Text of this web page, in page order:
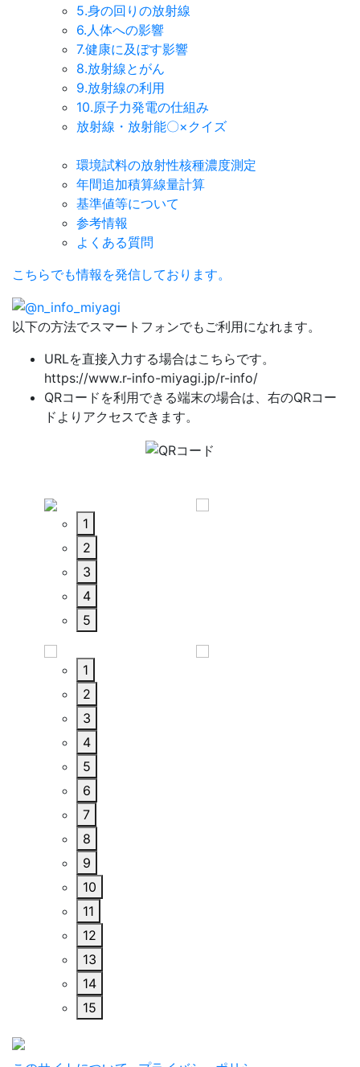
5.身の回りの放射線
6.人体への影響
7.健康に及ぼす影響
8.放射線とがん
9.放射線の利用
10.原子力発電の仕組み
放射線・放射能〇×クイズ
環境試料の放射性核種濃度測定
年間追加積算線量計算
基準値等について
参考情報
よくある質問
こちらでも情報を発信しております。
以下の方法でスマートフォンでもご利用になれます。
URLを直接入力する場合はこちらです。
https://www.r-info-miyagi.jp/r-info/
QRコードを利用できる端末の場合は、右のQRコー
ドよりアクセスできます。
1
2
3
4
5
1
2
3
4
5
6
7
8
9
10
11
12
13
14
15